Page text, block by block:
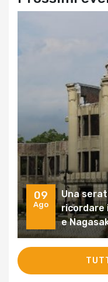
09
Ago
Una
ricordare
e